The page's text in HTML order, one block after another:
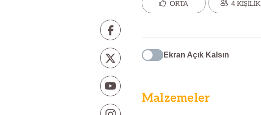
ORTA 4 KİŞİLİK
Ekran Açık Kalsın
Malzemeler